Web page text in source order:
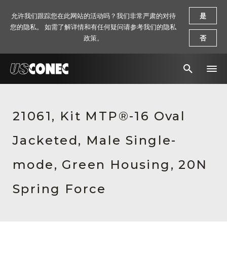
解决方案
产品
资源
关于我们
21061, Kit MTP®-16 Oval
Jacketed, Male Single-
mode, Green Housing, 20N
Spring Force
允许我们跟踪您在此网站的活动吗？我们非常严肃的对待
您的隐私。 如需了解详情和有任何疑问请参考我们的隐私
政策。
是
否